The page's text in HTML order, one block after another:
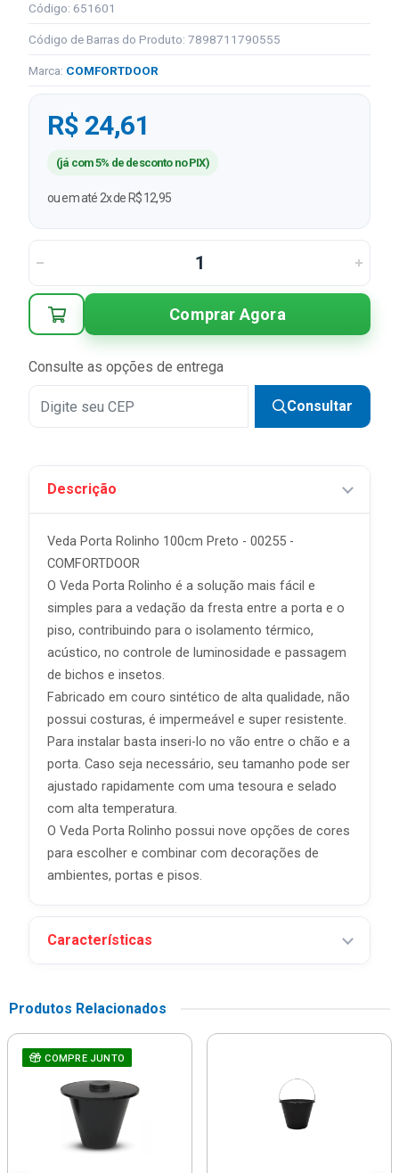
Código: 651601
Código de Barras do Produto: 7898711790555
Marca: COMFORTDOOR
R$ 24,61
(já com 5% de desconto no PIX)
ou em até 2x de R$ 12,95
Comprar Agora
Consulte as opções de entrega
Consultar
Descrição
Veda Porta Rolinho 100cm Preto - 00255 -
COMFORTDOOR
O Veda Porta Rolinho é a solução mais fácil e
simples para a vedação da fresta entre a porta e o
piso, contribuindo para o isolamento térmico,
acústico, no controle de luminosidade e passagem
de bichos e insetos.
Fabricado em couro sintético de alta qualidade, não
possui costuras, é impermeável e super resistente.
Para instalar basta inseri-lo no vão entre o chão e a
porta. Caso seja necessário, seu tamanho pode ser
ajustado rapidamente com uma tesoura e selado
com alta temperatura.
O Veda Porta Rolinho possui nove opções de cores
para escolher e combinar com decorações de
ambientes, portas e pisos.
Características
Produtos Relacionados
COMPRE JUNTO